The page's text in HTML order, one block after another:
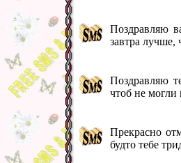
Поздравляю
завтра лучше,
Поздравляю
чтоб не могли
Прекрасно
будто тебе